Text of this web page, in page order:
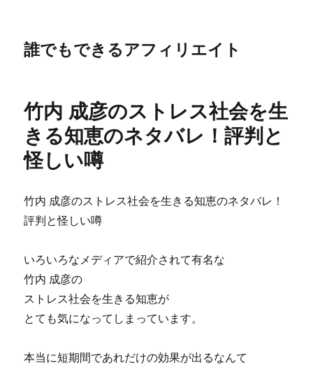
誰でもできるアフィリエイト
竹内 成彦のストレス社会を生
きる知恵のネタバレ！評判と
怪しい噂
竹内 成彦のストレス社会を生きる知恵のネタバレ！
評判と怪しい噂
いろいろなメディアで紹介されて有名な
竹内 成彦の
ストレス社会を生きる知恵が
とても気になってしまっています。
本当に短期間であれだけの効果が出るなんて